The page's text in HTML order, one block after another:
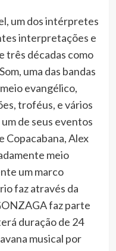
um dos intérpretes
interpretações e
três décadas como
uma das bandas
evangélico,
troféus, e vários
de seus eventos
Copacabana, Alex
meio
um marco
faz através da
faz parte
duração de 24
musical por